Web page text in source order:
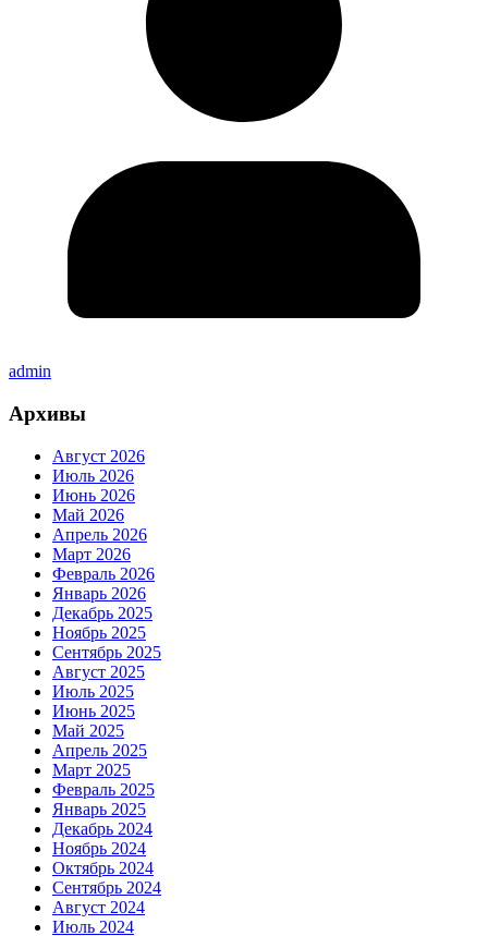
admin
Архивы
Август 2026
Июль 2026
Июнь 2026
Май 2026
Апрель 2026
Март 2026
Февраль 2026
Январь 2026
Декабрь 2025
Ноябрь 2025
Сентябрь 2025
Август 2025
Июль 2025
Июнь 2025
Май 2025
Апрель 2025
Март 2025
Февраль 2025
Январь 2025
Декабрь 2024
Ноябрь 2024
Октябрь 2024
Сентябрь 2024
Август 2024
Июль 2024